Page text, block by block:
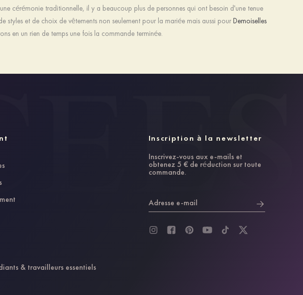
cérémonie traditionnelle, il y a beaucoup plus de personnes qui ont besoin d'une tenue
et de choix de vêtements non seulement pour la mariée mais aussi pour Demoiselles
en un rien de temps une fois la commande terminée.
& travailleurs essentiels
Inscription à la newsletter
Inscrivez-vous aux e-mails et
obtenez 5 € de réduction sur toute
commande.
Adresse e-mail